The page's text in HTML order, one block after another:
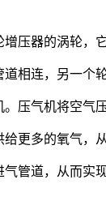
压器的涡轮，
相连，另一个
压气机将空气
更多的氧气，
管道，从而实